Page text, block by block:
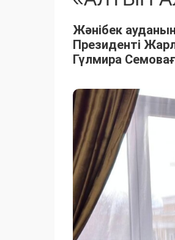
Жәнібек
Президенті
Гүлмира